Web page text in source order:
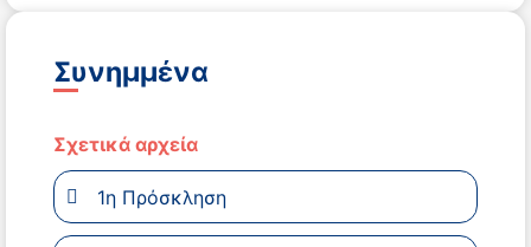
Συνημμένα
Σχετικά αρχεία
1η Πρόσκληση